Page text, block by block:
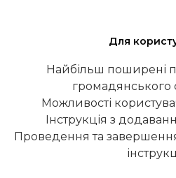
Для
Найбільш поширені
громадянського
Можливості
Інструкція з
Проведення та